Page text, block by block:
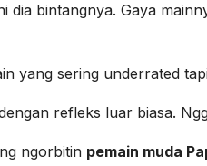
dia bintangnya. Gaya
yang sering underrated
refleks luar biasa.
ngorbitin pemain muda